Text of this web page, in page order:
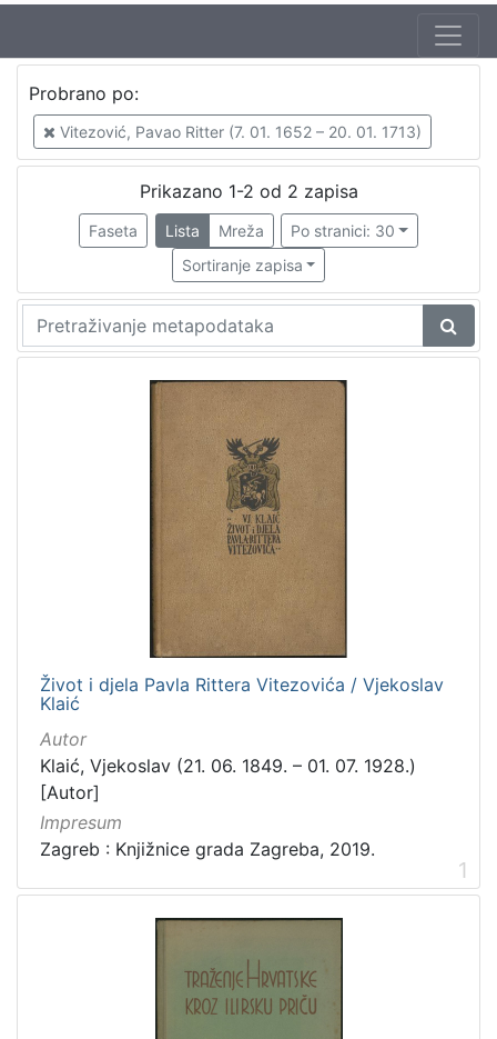
Jezik
hrvatski
Probrano po:
Vitezović, Pavao Ritter (7. 01. 1652 – 20. 01. 1713)
Prikazano 1-2 od 2 zapisa
Faseta Lista Mreža
Po stranici: 30
Sortiranje zapisa
Život i djela Pavla Rittera Vitezovića / Vjekoslav
Klaić
Autor
Klaić, Vjekoslav (21. 06. 1849. – 01. 07. 1928.)
[Autor]
Impresum
Zagreb : Knjižnice grada Zagreba, 2019.
1